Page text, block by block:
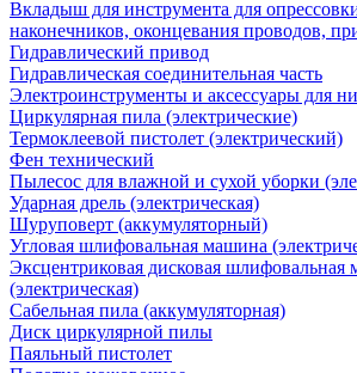
Вкладыш для инструмента для
наконечников, оконцевания проводов,
Гидравлический привод
Гидравлическая соединительная часть
Электроинструменты и аксессуары для
Циркулярная пила (электрические)
Термоклеевой пистолет (электрический)
Фен технический
Пылесос для влажной и сухой уборки
Ударная дрель (электрическая)
Шуруповерт (аккумуляторный)
Угловая шлифовальная машина
Эксцентриковая дисковая шлифовальная
(электрическая)
Сабельная пила (аккумуляторная)
Диск циркулярной пилы
Паяльный пистолет